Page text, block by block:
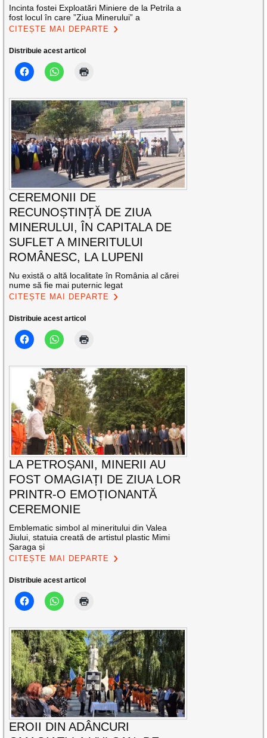
Incinta fostei Exploatări Miniere de la Petrila a
fost locul în care ”Ziua Minerului” a
CITEȘTE MAI DEPARTE
Distribuie acest articol
CEREMONII DE
RECUNOȘTINȚĂ DE ZIUA
MINERULUI, ÎN CAPITALA DE
SUFLET A MINERITULUI
ROMÂNESC, LA LUPENI
Nu există o altă localitate în România al cărei
nume să fie mai puternic legat
CITEȘTE MAI DEPARTE
Distribuie acest articol
LA PETROȘANI, MINERII AU
FOST OMAGIAȚI DE ZIUA LOR
PRINTR-O EMOȚIONANTĂ
CEREMONIE
Emblematic simbol al mineritului din Valea
Jiului, statuia creată de artistul plastic Mimi
Șaraga și
CITEȘTE MAI DEPARTE
Distribuie acest articol
EROII DIN ADÂNCURI